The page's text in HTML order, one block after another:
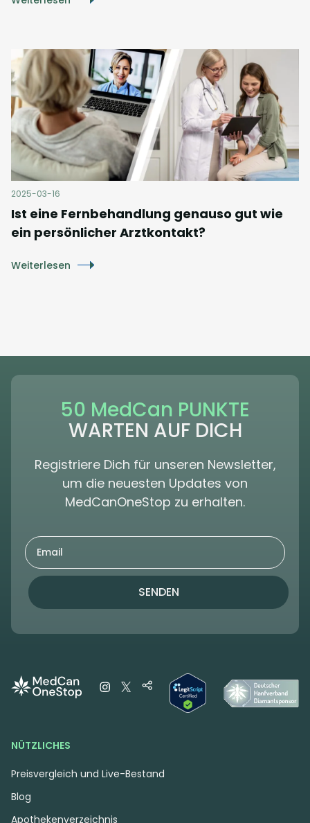
2025-03-16
Ist eine Fernbehandlung genauso gut wie
ein persönlicher Arztkontakt?
Weiterlesen
50 MedCan PUNKTE
WARTEN AUF DICH
Registriere Dich für unseren Newsletter,
um die neuesten Updates von
MedCanOneStop zu erhalten.
SENDEN
NÜTZLICHES
Preisvergleich und Live-Bestand
Blog
Apothekenverzeichnis